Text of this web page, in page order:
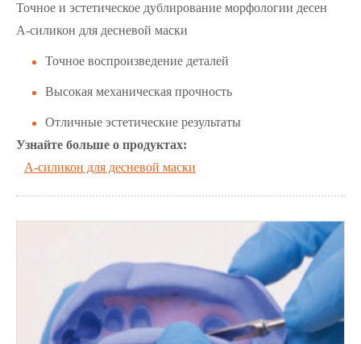
Точное и эстетическое дублирование морфологии десен
A-силикон для десневой маски
Точное воспроизведение деталей
Высокая механическая прочность
Отличные эстетические результаты
Узнайте больше о продуктах:
A-силикон для десневой маски